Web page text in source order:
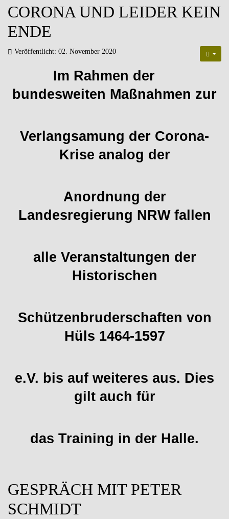
CORONA UND LEIDER KEIN
ENDE
Veröffentlicht: 02. November 2020
Im Rahmen der
bundesweiten Maßnahmen zur
Verlangsamung der Corona-
Krise analog der
Anordnung der
Landesregierung NRW fallen
alle Veranstaltungen der
Historischen
Schützenbruderschaften von
Hüls 1464-1597
e.V. bis auf weiteres aus. Dies
gilt auch für
das Training in der Halle.
GESPRÄCH MIT PETER
SCHMIDT